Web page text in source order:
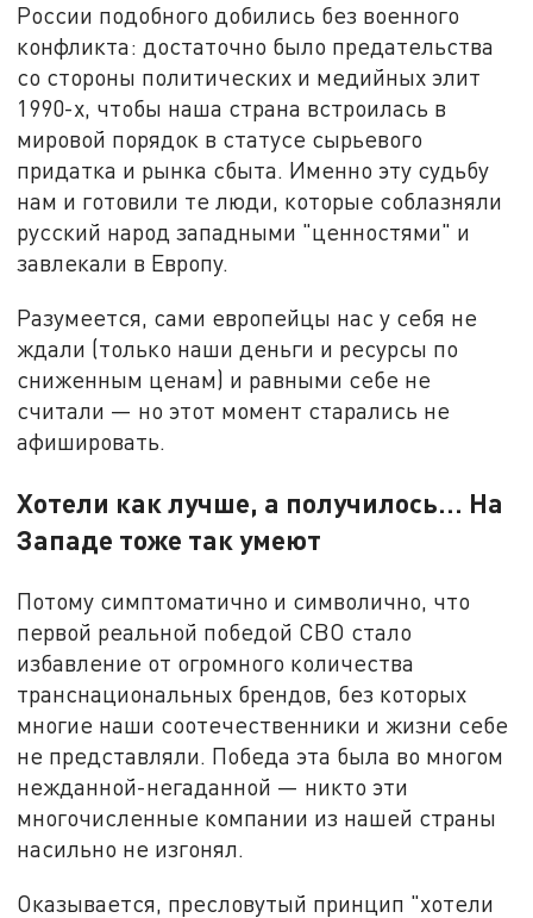
России подобного добились без военного
конфликта: достаточно было предательства
со стороны политических и медийных элит
1990-х, чтобы наша страна встроилась в
мировой порядок в статусе сырьевого
придатка и рынка сбыта. Именно эту судьбу
нам и готовили те люди, которые соблазняли
русский народ западными "ценностями" и
завлекали в Европу.
Разумеется, сами европейцы нас у себя не
ждали (только наши деньги и ресурсы по
сниженным ценам) и равными себе не
считали — но этот момент старались не
афишировать.
Хотели как лучше, а получилось… На
Западе тоже так умеют
Потому симптоматично и символично, что
первой реальной победой СВО стало
избавление от огромного количества
транснациональных брендов, без которых
многие наши соотечественники и жизни себе
не представляли. Победа эта была во многом
нежданной-негаданной — никто эти
многочисленные компании из нашей страны
насильно не изгонял.
Оказывается, пресловутый принцип "хотели